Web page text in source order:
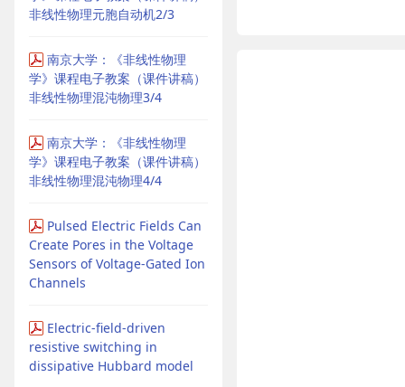
非线性物理元胞自动机2/3
南京大学：《非线性物理
学》课程电子教案（课件讲稿）
非线性物理混沌物理3/4
南京大学：《非线性物理
学》课程电子教案（课件讲稿）
非线性物理混沌物理4/4
Pulsed Electric Fields Can
Create Pores in the Voltage
Sensors of Voltage-Gated Ion
Channels
Electric-field-driven
resistive switching in
dissipative Hubbard model